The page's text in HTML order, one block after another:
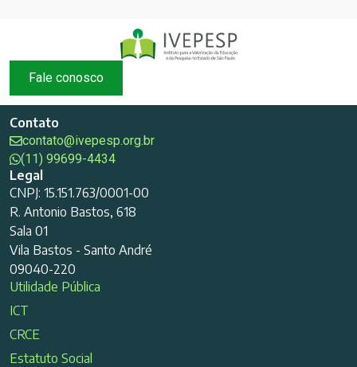
Fale conosco
Contato
contato@ivepesp.org.br
(11) 99699-4434
Legal
CNPJ: 15.151.763/0001-00
R. Antonio Bastos, 618
Sala 01
Vila Bastos - Santo André
09040-220
Utilidade Pública
ICT
CRCE
Estatuto Social